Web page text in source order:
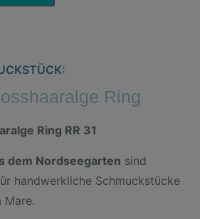
Ring
Ring RR 31
dem Nordseegarten sind
handwerkliche Schmuckstücke
Mare.